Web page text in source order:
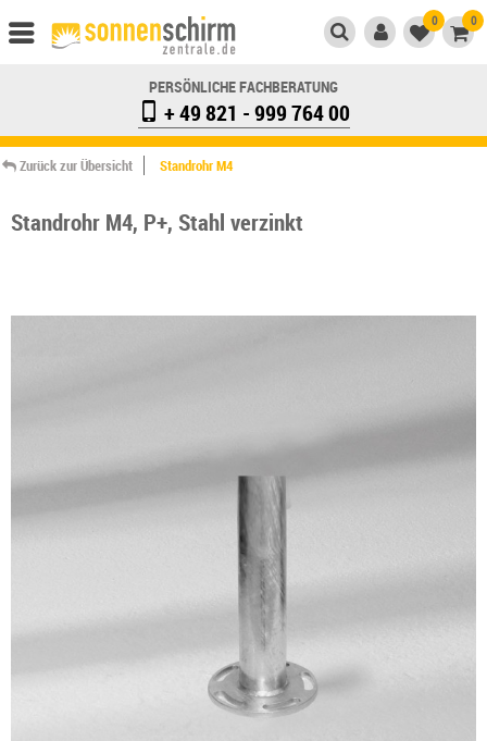
0 0
PERSÖNLICHE FACHBERATUNG
+ 49 821 - 999 764 00
Zurück zur Übersicht Standrohr M4
Standrohr M4, P+, Stahl verzinkt